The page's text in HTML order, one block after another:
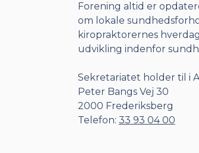
Forening altid er
om lokale
kiropraktorernes
udvikling indenfor
Sekretariatet holder til i
Peter Bangs Vej 30
2000 Frederiksberg
Telefon: 33 93 04 00